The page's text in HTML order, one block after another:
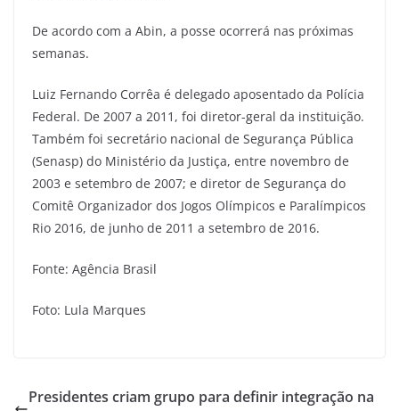
De acordo com a Abin, a posse ocorrerá nas próximas
semanas.
Luiz Fernando Corrêa é delegado aposentado da Polícia
Federal. De 2007 a 2011, foi diretor-geral da instituição.
Também foi secretário nacional de Segurança Pública
(Senasp) do Ministério da Justiça, entre novembro de
2003 e setembro de 2007; e diretor de Segurança do
Comitê Organizador dos Jogos Olímpicos e Paralímpicos
Rio 2016, de junho de 2011 a setembro de 2016.
Fonte: Agência Brasil
Foto: Lula Marques
Presidentes criam grupo para definir integração na